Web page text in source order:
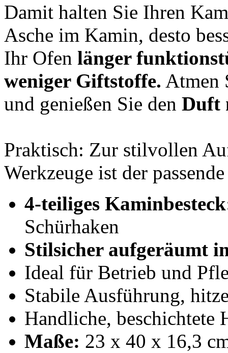
Damit halten Sie Ihren
Asche im Kamin, desto
Ihr Ofen länger
weniger Giftstoffe. Atmen
und genießen Sie den Duft
Praktisch: Zur stilvollen
Werkzeuge ist der
4-teiliges
Schürhaken
Stilsicher aufgeräumt
Ideal für Betrieb und
Stabile Ausführung,
Handliche, beschichtete
Maße: 23 x 40 x 16,3